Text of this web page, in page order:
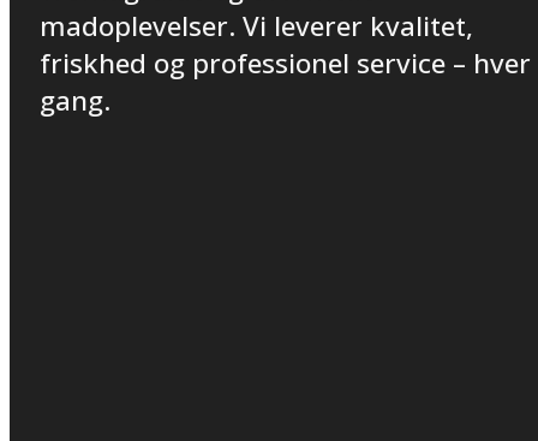
madoplevelser. Vi leverer kvalitet,
friskhed og professionel service – hver
gang.